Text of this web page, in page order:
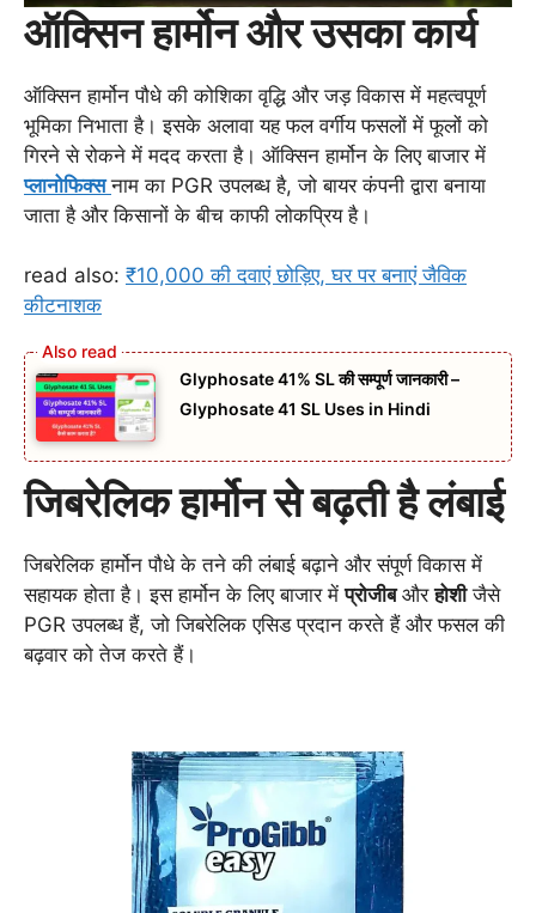
ऑक्सिन हार्मोन और उसका कार्य
ऑक्सिन हार्मोन पौधे की कोशिका वृद्धि और जड़ विकास में महत्वपूर्ण
भूमिका निभाता है। इसके अलावा यह फल वर्गीय फसलों में फूलों को
गिरने से रोकने में मदद करता है। ऑक्सिन हार्मोन के लिए बाजार में
प्लानोफिक्स नाम का PGR उपलब्ध है, जो बायर कंपनी द्वारा बनाया
जाता है और किसानों के बीच काफी लोकप्रिय है।
read also: ₹10,000 की दवाएं छोड़िए, घर पर बनाएं जैविक
कीटनाशक
Glyphosate 41% SL की सम्पूर्ण जानकारी –
Glyphosate 41 SL Uses in Hindi
जिबरेलिक हार्मोन से बढ़ती है लंबाई
जिबरेलिक हार्मोन पौधे के तने की लंबाई बढ़ाने और संपूर्ण विकास में
सहायक होता है। इस हार्मोन के लिए बाजार मेंप्रोजीबऔरहोशीजैसे
PGR उपलब्ध हैं, जो जिबरेलिक एसिड प्रदान करते हैं और फसल की
बढ़वार को तेज करते हैं।